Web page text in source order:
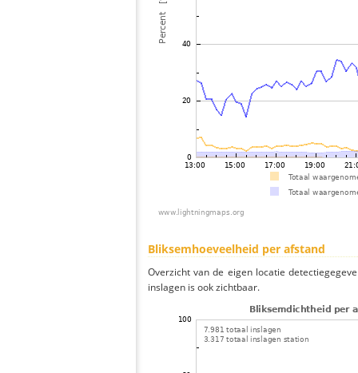
Bliksemhoeveelheid per afstand
Overzicht van de eigen locatie
inslagen is ook zichtbaar.